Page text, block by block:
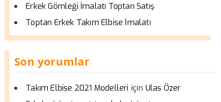
Erkek Gömleği İmalatı Toptan Satış
Toptan Erkek Takım Elbise İmalatı
Son yorumlar
Takım Elbise 2021 Modelleri için Ulas Özer